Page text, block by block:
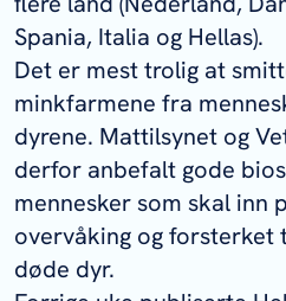
Spania, Italia og Hellas).
Det er mest trolig at
minkfarmene fra
dyrene. Mattilsynet og
derfor anbefalt gode
mennesker som skal inn
overvåking og forsterket
døde dyr.